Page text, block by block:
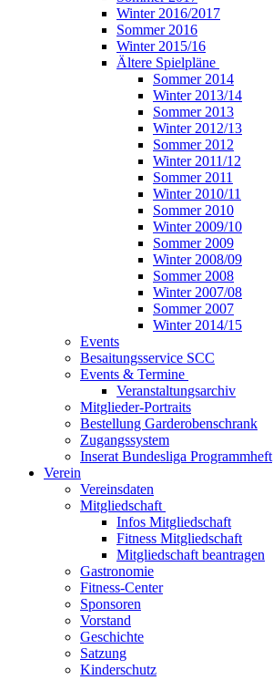
Winter 2016/2017
Sommer 2016
Winter 2015/16
Ältere Spielpläne
Sommer 2014
Winter 2013/14
Sommer 2013
Winter 2012/13
Sommer 2012
Winter 2011/12
Sommer 2011
Winter 2010/11
Sommer 2010
Winter 2009/10
Sommer 2009
Winter 2008/09
Sommer 2008
Winter 2007/08
Sommer 2007
Winter 2014/15
Events
Besaitungsservice SCC
Events & Termine
Veranstaltungsarchiv
Mitglieder-Portraits
Bestellung Garderobenschrank
Zugangssystem
Inserat Bundesliga Programmheft
Verein
Vereinsdaten
Mitgliedschaft
Infos Mitgliedschaft
Fitness Mitgliedschaft
Mitgliedschaft beantragen
Gastronomie
Fitness-Center
Sponsoren
Vorstand
Geschichte
Satzung
Kinderschutz